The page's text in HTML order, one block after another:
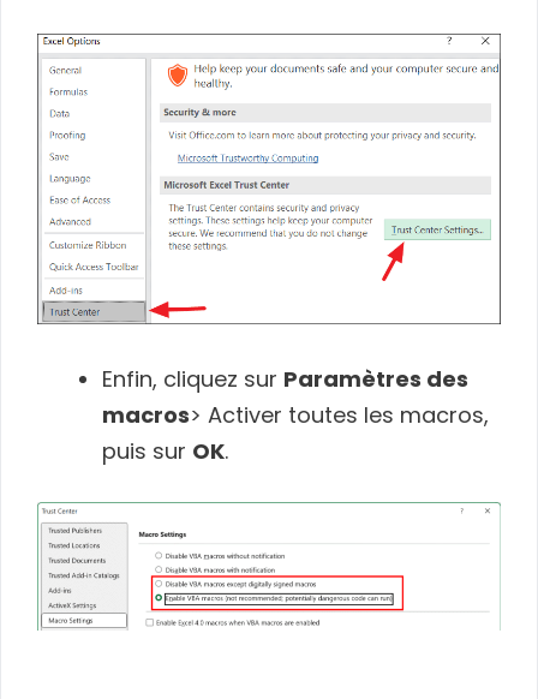
Enfin, cliquez sur Paramètres des
macros> Activer toutes les macros,
puis sur OK.